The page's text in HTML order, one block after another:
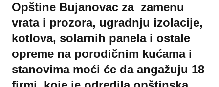
Opštine Bujanovac za zamenu
vrata i prozora, ugradnju izolacije,
kotlova, solarnih panela i ostale
opreme na porodičnim kućama i
stanovima moći će da angažuju 18